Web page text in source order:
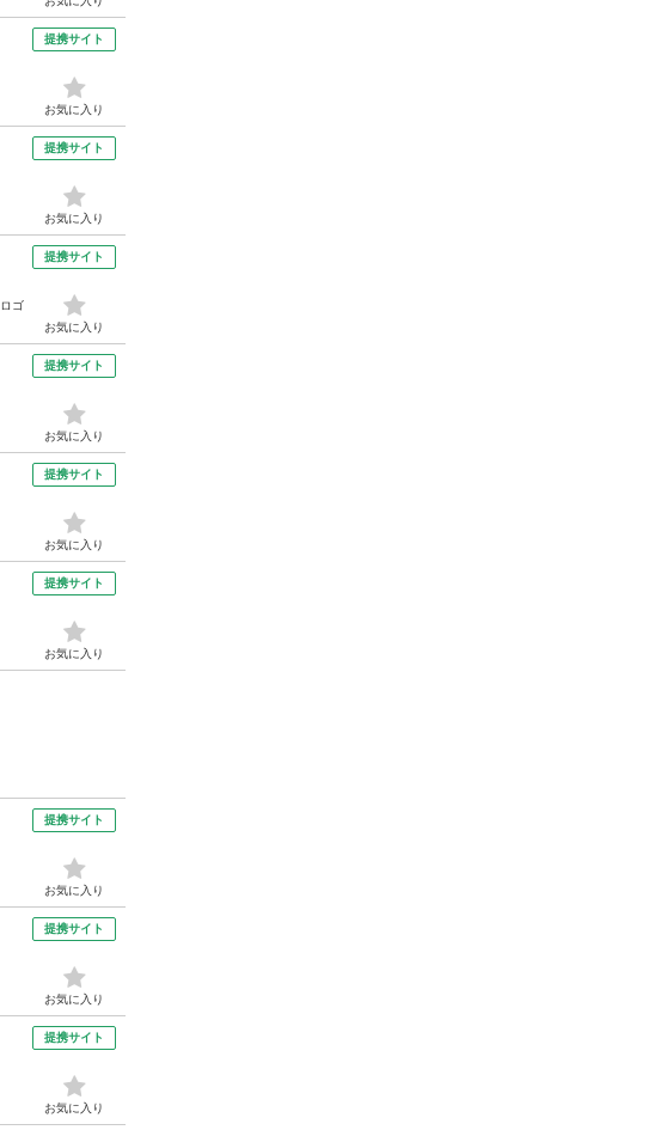
提携サイト
お気に入り
提携サイト
お気に入り
ロゴ
提携サイト
お気に入り
提携サイト
お気に入り
提携サイト
お気に入り
提携サイト
お気に入り
提携サイト
お気に入り
提携サイト
お気に入り
提携サイト
お気に入り